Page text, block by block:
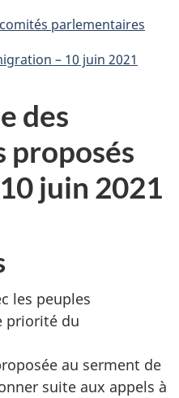
parlementaires
– 10 juin 2021
des
proposés
juin 2021
les peuples
priorité du
au serment de
suite aux appels à